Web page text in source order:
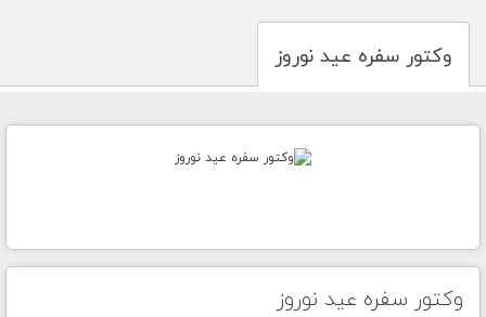
وکتور سفره عید نوروز
وکتور سفره عید نوروز